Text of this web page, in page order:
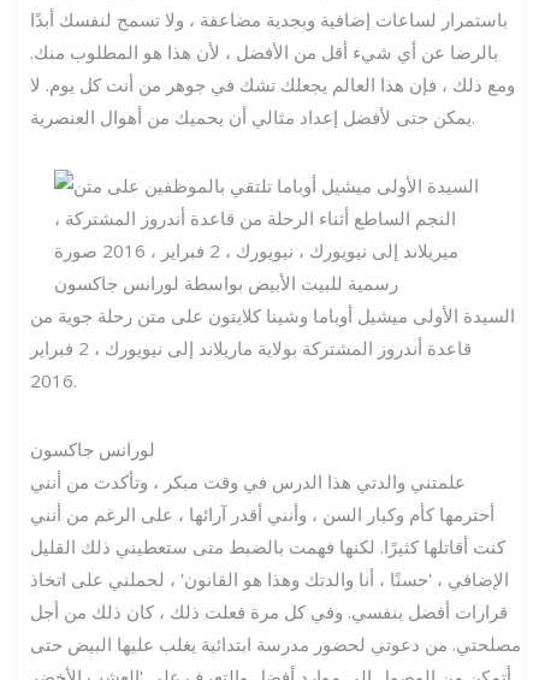
باستمرار لساعات إضافية وبجدية مضاعفة ، ولا تسمح لنفسك أبدًا
بالرضا عن أي شيء أقل من الأفضل ، لأن هذا هو المطلوب منك.
ومع ذلك ، فإن هذا العالم يجعلك تشك في جوهر من أنت كل يوم. لا
يمكن حتى لأفضل إعداد مثالي أن يحميك من أهوال العنصرية.
السيدة الأولى ميشيل أوباما وشينا كلايتون على متن رحلة جوية من
قاعدة أندروز المشتركة بولاية ماريلاند إلى نيويورك ، 2 فبراير
2016.
لورانس جاكسون
علمتني والدتي هذا الدرس في وقت مبكر ، وتأكدت من أنني
أحترمها كأم وكبار السن ، وأنني أقدر آرائها ، على الرغم من أنني
كنت أقاتلها كثيرًا. لكنها فهمت بالضبط متى ستعطيني ذلك القليل
الإضافي ، 'حسنًا ، أنا والدتك وهذا هو القانون' ، لحملني على اتخاذ
قرارات أفضل بنفسي. وفي كل مرة فعلت ذلك ، كان ذلك من أجل
مصلحتي. من دعوتي لحضور مدرسة ابتدائية يغلب عليها البيض حتى